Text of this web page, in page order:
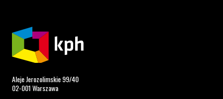
Aleje Jerozolimskie 99/40
02-001 Warszawa